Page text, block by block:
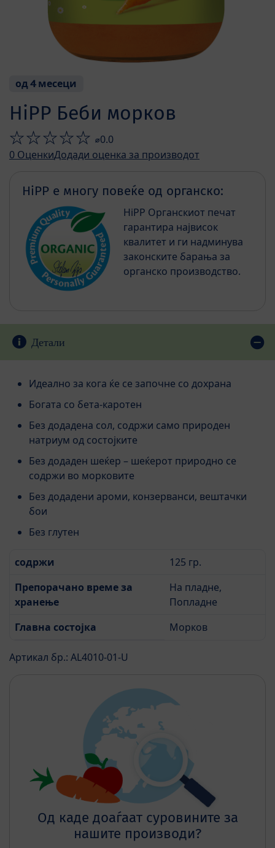
од 4 месеци
HiPP Беби морков
⌀0.0
0 ОценкиДодади оценка за производот
HiPP е многу повеќе од органско:
HiPP Органскиот печат
гарантира највисок
квалитет и ги надминува
законските барања за
органско производство.
Детали
Идеално за кога ќе се започне со дохрана
Богата со бета-каротен
Без додадена сол, содржи само природен
натриум од состојките
Без додаден шеќер – шеќерот природно се
содржи во морковите
Без додадени ароми, конзерванси, вештачки
бои
Без глутен
содржи
125 гр.
Препорачано време за
хранење
На пладне,
Попладне
Главна состојка
Морков
Артикал бр.: AL4010-01-U
Од каде доаѓаат суровините за
нашите производи?